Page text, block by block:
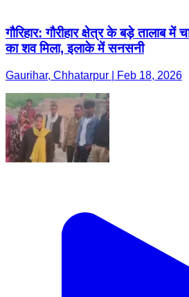
गौरिहार: गौरीहार क्षेत्र के बड़े तालाब में
का शव मिला, इलाके में सनसनी
Gaurihar, Chhatarpur | Feb 18, 2026